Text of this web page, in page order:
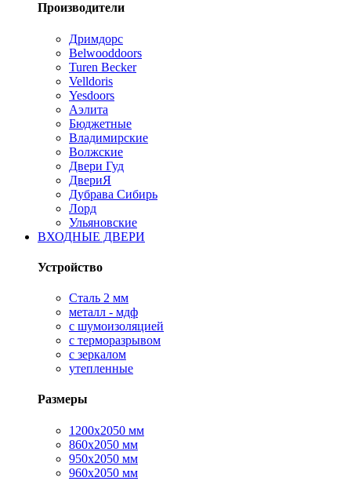
Производители
Дримдорс
Belwooddoors
Turen Becker
Velldoris
Yesdoors
Аэлита
Бюджетные
Владимирские
Волжские
Двери Гуд
ДвериЯ
Дубрава Сибирь
Лорд
Ульяновские
ВХОДНЫЕ ДВЕРИ
Устройство
Сталь 2 мм
металл - мдф
с шумоизоляцией
с терморазрывом
с зеркалом
утепленные
Размеры
1200х2050 мм
860х2050 мм
950х2050 мм
960х2050 мм